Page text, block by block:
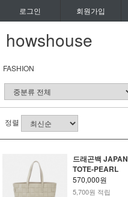
로그인 회원가입
howshouse
FASHION
정렬
드래곤백 JAPAN
TOTE-PEARL
570,000원
5,700원 적립